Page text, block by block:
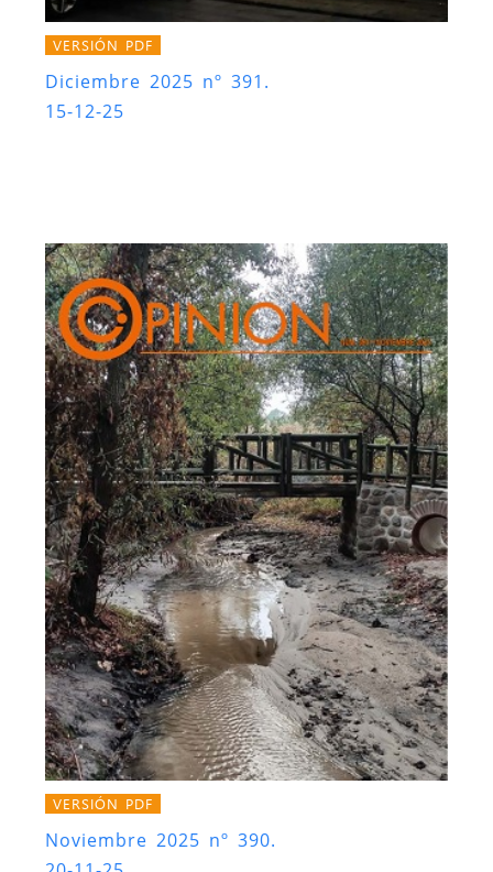
VERSIÓN PDF
Diciembre 2025 nº 391.
15-12-25
VERSIÓN PDF
Noviembre 2025 nº 390.